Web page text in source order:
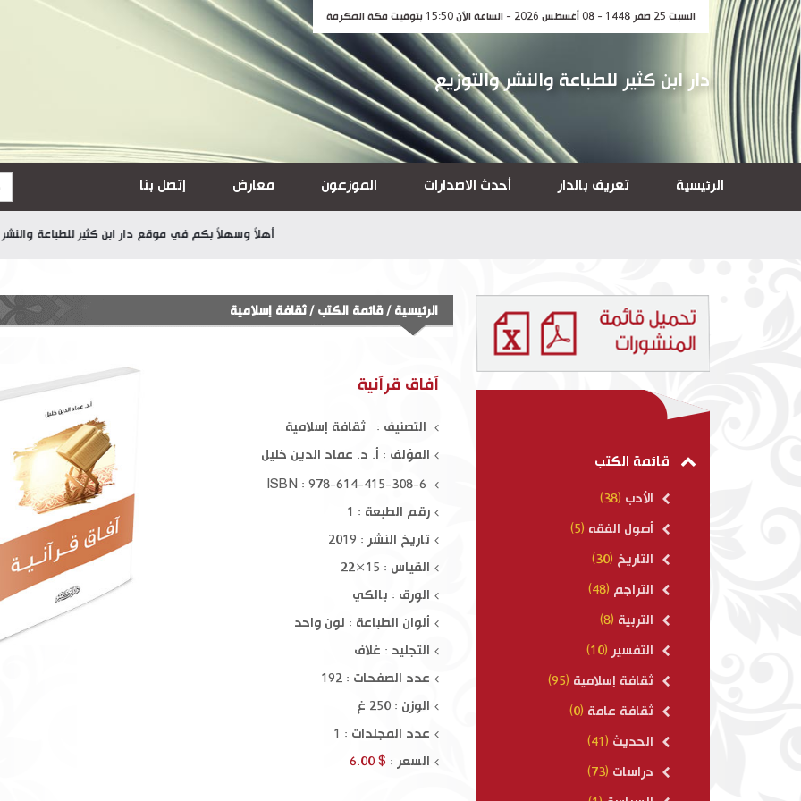
السبت 25 صفر 1448 - 08 أغسطس 2026 - الساعة الآن 15:50 بتوقيت مكة المكرمة
دار ابن كثير للطباعة والنشر والتوزيع
الرئيسية تعريف بالدار أحدث الاصدارات الموزعون معارض إتصل بنا
أهلاً وسهلاً بكم في موقع دار ابن كثير للطباعة والنشر
الرئيسية /قائمة الكتب/ثقافة إسلامية
آفاق قرآنية
التصنيف : ثقافة إسلامية
المؤلف : أ. د. عماد الدين خليل
رقم الطبعة : 1
تاريخ النشر : 2019
القياس : 15×22
الورق : بالكي
ألوان الطباعة : لون واحد
التجليد : غلاف
عدد الصفحات : 192
الوزن : 250 غ
عدد المجلدات : 1
السعر : $ 6.00
$ 250.00
$ 17.00 قائمة الكتب
الأدب (38)
أصول الفقه (5)
التاريخ (30)
التراجم (48)
التربية (8)
التفسير (10)
ثقافة إسلامية (95)
ثقافة عامة (0)
الحديث (41)
دراسات (73)